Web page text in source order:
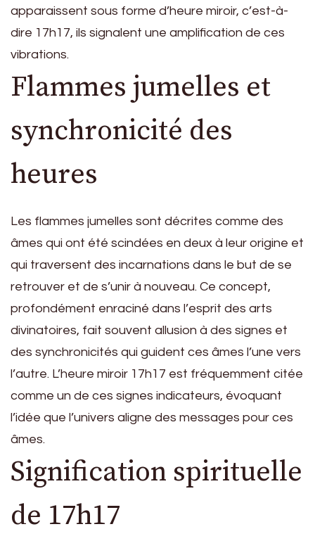
apparaissent sous forme d’heure miroir, c’est-à-
dire 17h17, ils signalent une amplification de ces
vibrations.
Flammes jumelles et
synchronicité des
heures
Les flammes jumelles sont décrites comme des
âmes qui ont été scindées en deux à leur origine et
qui traversent des incarnations dans le but de se
retrouver et de s’unir à nouveau. Ce concept,
profondément enraciné dans l’esprit des arts
divinatoires, fait souvent allusion à des signes et
des synchronicités qui guident ces âmes l’une vers
l’autre. L’heure miroir 17h17 est fréquemment citée
comme un de ces signes indicateurs, évoquant
l’idée que l’univers aligne des messages pour ces
âmes.
Signification spirituelle
de 17h17